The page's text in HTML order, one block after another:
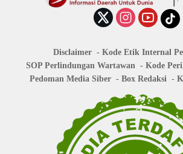
Disclaimer
Kode Etik Internal
SOP Perlindungan Wartawan
Kode
Pedoman Media Siber
Box Redaksi